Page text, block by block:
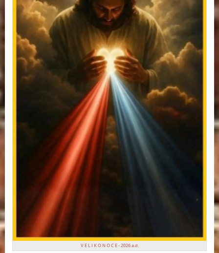
V E L I K O N O C E - 2026 a.d.